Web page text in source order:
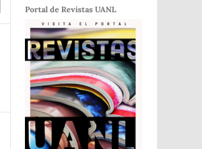
Portal de Revistas UANL